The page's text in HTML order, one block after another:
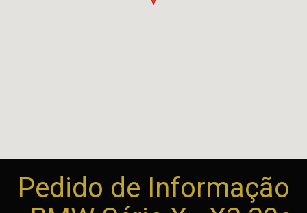
Pedido de Informação